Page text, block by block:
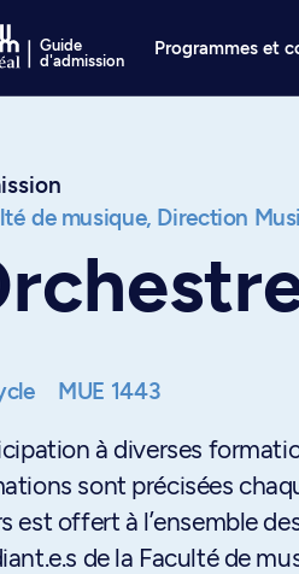
Guide
d'admission
Programmes et
de musique, Direction
MUE 1443
à diverses
sont précisées
est offert à l’ensemble
de la Faculté de